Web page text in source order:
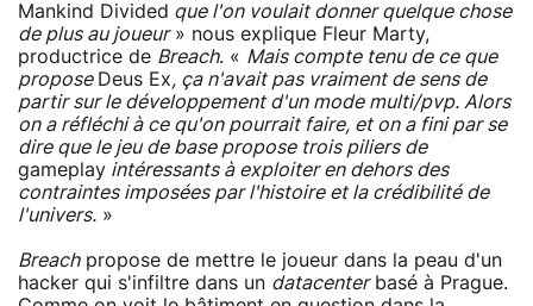
Mankind Divided que l'on voulait donner quelque chose
de plus au joueur» nous explique Fleur Marty,
productrice de Breach. « Mais compte tenu de ce que
propose Deus Ex, ça n'avait pas vraiment de sens de
partir sur le développement d'un mode multi/pvp. Alors
on a réfléchi à ce qu'on pourrait faire, et on a fini par se
dire que le jeu de base propose trois piliers de
gameplay intéressants à exploiter en dehors des
contraintes imposées par l'histoire et la crédibilité de
l'univers. »
Breachpropose de mettre le joueur dans la peau d'un
hacker qui s'infiltre dans un datacenterbasé à Prague.